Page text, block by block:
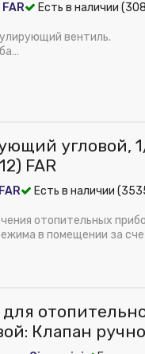
FAR Есть в наличии
вентиль.
угловой,
FAR
FAR Есть в наличии
отопительных
в помещении за
Клапан